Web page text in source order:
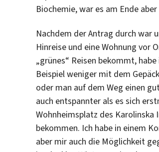
Biochemie, war es am Ende
Nachdem der Antrag durch war
Hinreise und eine Wohnung vor
„grünes“ Reisen bekommt,
Beispiel weniger mit dem
oder man auf dem Weg einen
auch entspannter als es sich
Wohnheimsplatz des Karolinska
bekommen. Ich habe in einem
aber mir auch die Möglichkeit